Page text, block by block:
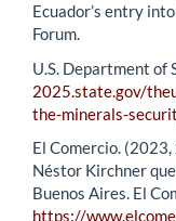
Ecuador’s entry
Forum.
U.S. Department of
2025.state.gov/
the-minerals-
El Comercio.
Néstor Kirchner
Buenos Aires. El
https://